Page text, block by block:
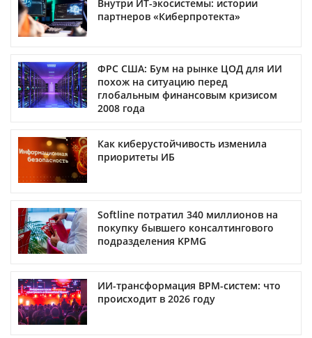
Внутри ИТ-экосистемы: истории
партнеров «Киберпротекта»
ФРС США: Бум на рынке ЦОД для ИИ
похож на ситуацию перед
глобальным финансовым кризисом
2008 года
Как киберустойчивость изменила
приоритеты ИБ
Softline потратил 340 миллионов на
покупку бывшего консалтингового
подразделения KPMG
ИИ-трансформация BPM-систем: что
происходит в 2026 году